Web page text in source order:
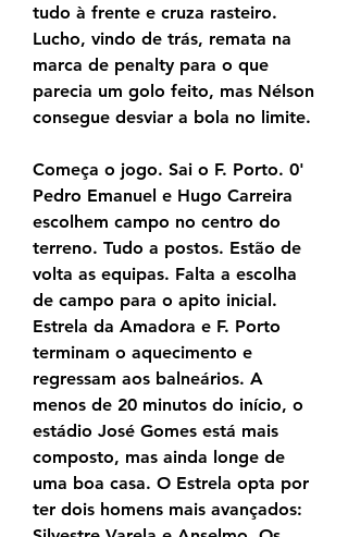
tudo à frente e cruza rasteiro.
Lucho, vindo de trás, remata na
marca de penalty para o que
parecia um golo feito, mas Nélson
consegue desviar a bola no limite.
Começa o jogo. Sai o F. Porto. 0'
Pedro Emanuel e Hugo Carreira
escolhem campo no centro do
terreno. Tudo a postos. Estão de
volta as equipas. Falta a escolha
de campo para o apito inicial.
Estrela da Amadora e F. Porto
terminam o aquecimento e
regressam aos balneários. A
menos de 20 minutos do início, o
estádio José Gomes está mais
composto, mas ainda longe de
uma boa casa. O Estrela opta por
ter dois homens mais avançados: